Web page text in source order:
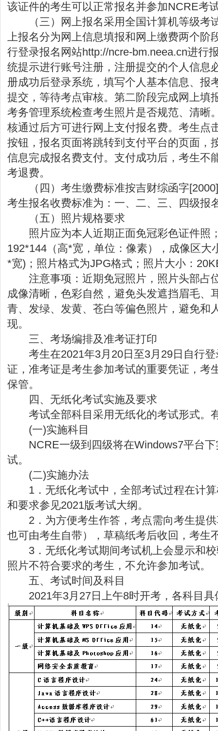
该证件的考生可以正常报名并参加
（三）网上报名采用全国计算机等级考
上报名分为网上信息填报和网上缴费两个阶
行登录报名网站http://ncre-bm.neea.cn进行
统提示进行账号注册，注册提交的个人信息
册成功后登录系统，填写个人基本信息、报
提交，等待考点审核。第二阶段完成网上填
考务管理系统检查考生照片是否规范、清晰
核通过后方可进行网上支付报名费。考生点
按钮，报名页面将跳转到支付平台的页面，
信息完成报名费支付。支付成功后，考生不
考退费。
（四）考生缴费标准按吉财综函字[2000]
考生报名收费标准为：一、二、三、四
（五）照片规格要求
照片应为本人近期正面免冠彩色证件照
192*144（高*宽，单位：像素），成像区大
*宽)；照片格式为JPG格式；照片大小：
注意事项：近期免冠照片，照片头部占
成像清晰，色彩自然，避免头发遮挡眉毛、
青、发绿、发黄、苍白等偏色照片，避免和
现。
三、考场编排及准考证打印
考生在2021年3月20日至3月29日自行登
证，准考证是考生参加考试的重要凭证，考
保管。
四、无纸化考试实施及要求
考试全部科目采用无纸化的考试形式。
(一)实施科目
NCRE一级到四级将在Windows7平台下
试。
(二)实施办法
1．无纸化考试中，全部考试过程在计算
和要求参见2021版考试大纲。
2．为方便考生作答，考点需向考生提供
也可由考生自带），草稿纸考后收回，
3．无纸化考试期间考试机上会显示和校
照片不符合要求的考生，不允许参加考
五、考试时间及科目
2021年3月27日上午8时开考，各科目具